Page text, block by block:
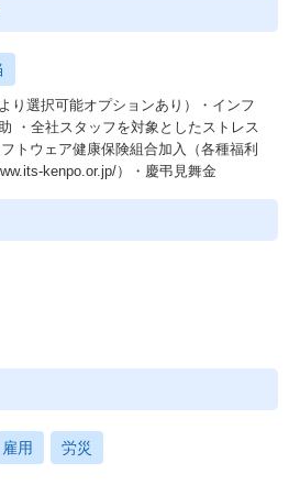
り選択可能オプションあり）・インフ
・全社スタッフを対象としたストレス
トウェア健康保険組合加入（各種福利
kenpo.or.jp/）・慶弔見舞金
雇用 労災